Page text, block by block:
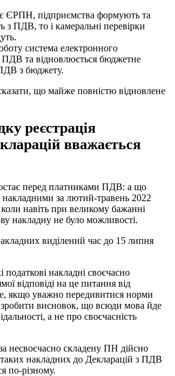
ЄРПН, підприємства формують та
з ПДВ, то і камеральні перевірки
система електронного
ПДВ та відновлюється бюджетне
з бюджету.
що майже повністю відновлене
реєстрація
вважається
перед платниками ПДВ: а що
за лютий-травень 2022
навіть при великому бажанні
накладну не було можливості.
виділений час до 15 липня
накладні своєчасно
відповіді на це питання від
якщо уважно передивитися норми
висновок, що всюди мова йде
а не про своєчасність
несвоєчасно складену ПН дійсно
накладних до Декларацій з ПДВ
по-різному.